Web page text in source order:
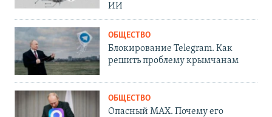
ИИ
ОБЩЕСТВО
Блокирование Telegram. Как
решить проблему крымчанам
ОБЩЕСТВО
Опасный MAX. Почему его